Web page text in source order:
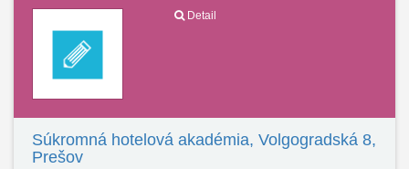
Detail
Súkromná hotelová akadémia, Volgogradská 8,
Prešov